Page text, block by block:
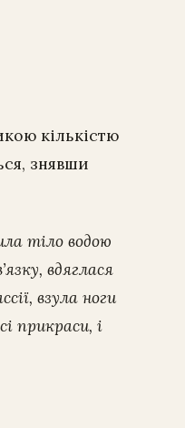
кількістю
знявши
тіло водою
вдяглася
взула ноги
прикраси, і